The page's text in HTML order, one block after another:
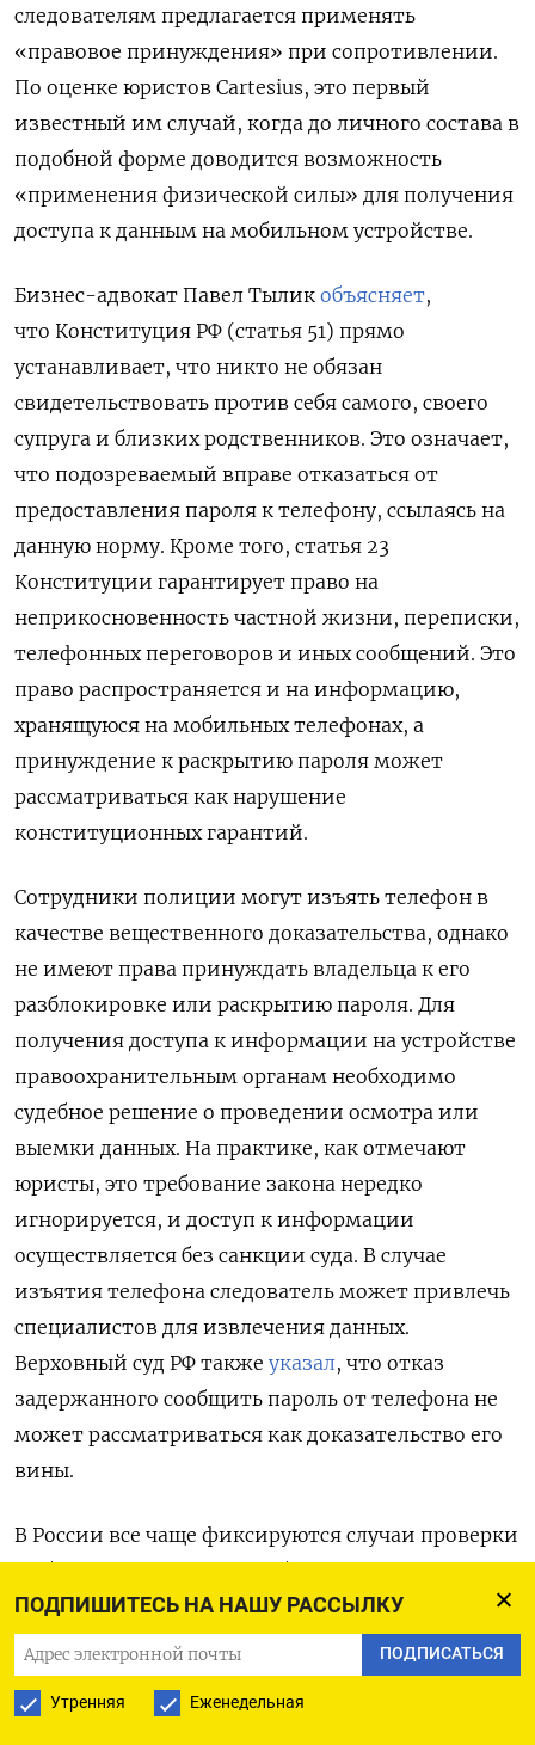
ПОДПИШИТЕСЬ НА НАШУ РАССЫЛКУ
ПОДПИСАТЬСЯ
Утренняя Еженедельная
следователям предлагается применять
«правовое принуждения» при сопротивлении.
По оценке юристов Cartesius, это первый
известный им случай, когда до личного состава в
подобной форме доводится возможность
«применения физической силы» для получения
доступа к данным на мобильном устройстве.
Бизнес-адвокат Павел Тылик объясняет,
что Конституция РФ (статья 51) прямо
устанавливает, что никто не обязан
свидетельствовать против себя самого, своего
супруга и близких родственников. Это означает,
что подозреваемый вправе отказаться от
предоставления пароля к телефону, ссылаясь на
данную норму. Кроме того, статья 23
Конституции гарантирует право на
неприкосновенность частной жизни, переписки,
телефонных переговоров и иных сообщений. Это
право распространяется и на информацию,
хранящуюся на мобильных телефонах, а
принуждение к раскрытию пароля может
рассматриваться как нарушение
конституционных гарантий.
Сотрудники полиции могут изъять телефон в
качестве вещественного доказательства, однако
не имеют права принуждать владельца к его
разблокировке или раскрытию пароля. Для
получения доступа к информации на устройстве
правоохранительным органам необходимо
судебное решение о проведении осмотра или
выемки данных. На практике, как отмечают
юристы, это требование закона нередко
игнорируется, и доступ к информации
осуществляется без санкции суда. В случае
изъятия телефона следователь может привлечь
специалистов для извлечения данных.
Верховный суд РФ также указал, что отказ
задержанного сообщить пароль от телефона не
может рассматриваться как доказательство его
вины.
В России все чаще фиксируются случаи проверки
улице или при пересечении границы. Согласно
постановлению правительства РФ,
регулирующему порядок пограничного
контроля, сотрудники погранслужбы вправе